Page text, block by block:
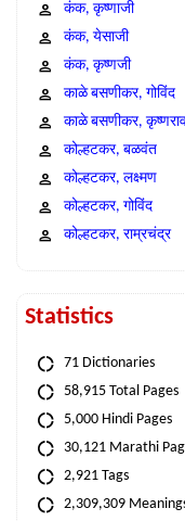
कंक, कृष्णाजी
कंक, येसाजी
कंक, कृष्णजी
काळे बसणीकर, गोविंद
काळे बसणीकर,
कोल्हटकर, बळवंत
कोल्हटकर, लक्ष्मण
कोल्हटकर, गोविंद
कोल्हटकर, राम्रचंद्र
Statistics
71 Dictionaries
58,915 Total Pages
5,000 Hindi Pages
30,121 Marathi
2,921 Tags
2,309,309